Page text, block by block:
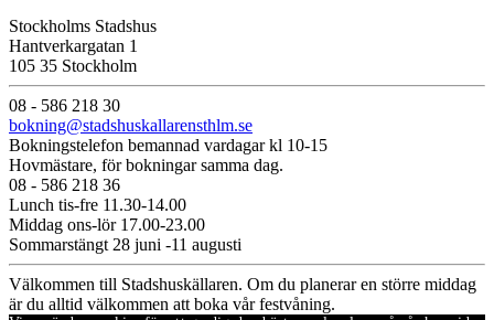
Stockholms Stadshus
Hantverkargatan 1
105 35 Stockholm
08 - 586 218 30
bokning@stadshuskallarensthlm.se
Bokningstelefon bemannad vardagar kl 10-15
Hovmästare, för bokningar samma dag.
08 - 586 218 36
Lunch tis-fre 11.30-14.00
Middag ons-lör 17.00-23.00
Sommarstängt 28 juni -11 augusti
Välkommen till Stadshuskällaren. Om du planerar en större middag
är du alltid välkommen att boka vår festvåning.